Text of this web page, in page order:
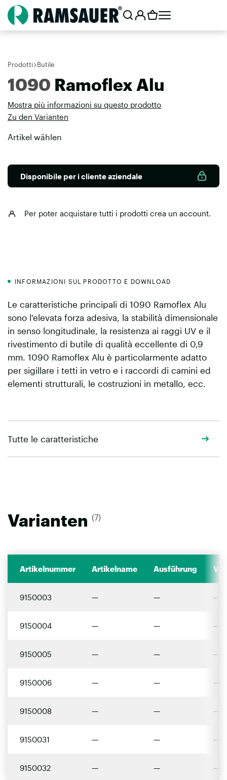
Prodotti Butile
1090 Ramoflex Alu
Mostra più informazioni su questo prodotto
Zu den Varianten
Artikel wählen
Disponibile per i cliente aziendale
Per poter acquistare tutti i prodotticrea un account
INFORMAZIONI SUL PRODOTTO E DOWNLOAD
Le caratteristiche principali di 1090 Ramoflex Alu
sono l'elevata forza adesiva, la stabilità dimensionale
in senso longitudinale, la resistenza ai raggi UV e il
rivestimento di butile di qualità eccellente di 0,9
mm. 1090 Ramoflex Alu è particolarmente adatto
per sigillare i tetti in vetro e i raccordi di camini ed
elementi strutturali, le costruzioni in metallo, ecc.
Tutte le caratteristiche
Varianten (7)
Artikelnummer Artikelname Ausführung
9150003 — — —
9150004 — — —
9150005 — — —
9150006 — — —
9150008 — — —
9150031 — — —
9150032 — — —